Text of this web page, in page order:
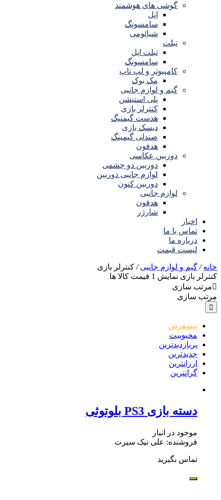
گوشی های هوشمند
اپل
سامسونگ
شیائومی
تبلت
تبلت اپل
سامسونگ
کامپیوتر و لپ تاپ
مک بوک
گیم و لوازم جانبی
پلی استیشن
کنترلر بازی
هدست گیمنیگ
دیسک بازی
صندلی گیمینگ
هدفون
دوربین عکاسی
دوربین دو چشمی
لوازم جانبی دوربین
دوربین کنون
لوازم جانبی
هدفون
شارژر
اخبار
تماس با ما
درباره ما
لیست قیمت
خانه/ گیم و لوازم جانبی/ کنترلر بازی
کنترلر بازی نمایش 1 قیمت کالا ها
مرتب سازی
مرتب سازی
پیشفرض
محبوبیت
پربازدیدترین
جدیدترین
ارزانترین
گرانترین
دسته بازی PS3 بلوتوثی
موجود در انبار
فروشنده: علی نیک سیرت
تماس بگیرید